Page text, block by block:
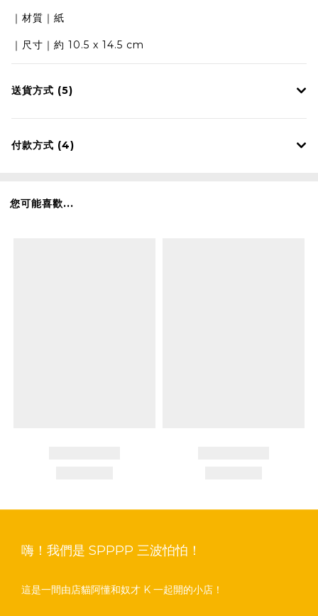
｜材質｜紙
｜尺寸｜約 10.5 x 14.5 cm
送貨方式 (5)
付款方式 (4)
您可能喜歡...
嗨！我們是 SPPPP 三波怕怕！
這是一間由店貓阿懂和奴才 K 一起開的小店！